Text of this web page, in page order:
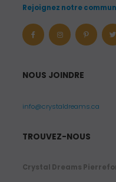
Rejoignez notre
NOUS JOINDRE
info@crystaldreams.ca
TROUVEZ-NOUS
Crystal Dreams